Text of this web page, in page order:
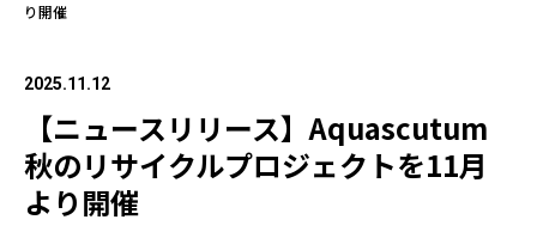
り開催
2025.11.12
【ニュースリリース】Aquascutum
秋のリサイクルプロジェクトを11月
より開催